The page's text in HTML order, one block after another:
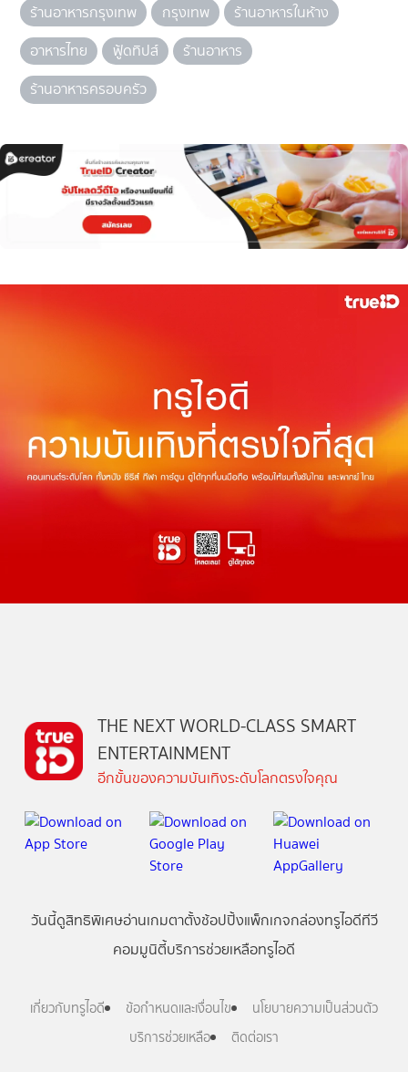
ร้านอาหารกรุงเทพ
กรุงเทพ
ร้านอาหารในห้าง
อาหารไทย
ฟู้ดทิปส์
ร้านอาหาร
ร้านอาหารครอบครัว
THE NEXT WORLD-CLASS SMART
ENTERTAINMENT
อีกขั้นของความบันเทิงระดับโลกตรงใจคุณ
วันนี้ดูสิทธิพิเศษอ่านเกมตาตั้งช้อปปิ้งแพ็กเกจกล่องทรูไอดีทีวี
คอมมูนิตี้บริการช่วยเหลือทรูไอดี
เกี่ยวกับทรูไอดี ข้อกำหนดและเงื่อนไข
นโยบายความเป็นส่วนตัว
บริการช่วยเหลือ
ติดต่อเรา